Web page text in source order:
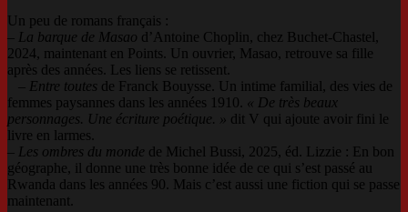
Un peu de romans français :
– La barque de Masao d’Antoine Choplin, chez Buchet-Chastel,
2024, maintenant en Points. Un ouvrier, Masao, retrouve sa fille
après des années. Les liens se retissent.
– Entre toutes de Franck Bouysse. Un intime familial, des vies de
femmes paysannes dans les années 1910. « De très beaux
personnages. Une écriture poétique. » dit V qui ajoute avoir fini le
livre en larmes.
– Les ombres du monde de Michel Bussi, 2025, éd. Lizzie : En bon
géographe, il donne une très bonne idée de ce qui s’est passé au
Rwanda dans les années 90. Mais c’est aussi une fiction qui se passe
maintenant.